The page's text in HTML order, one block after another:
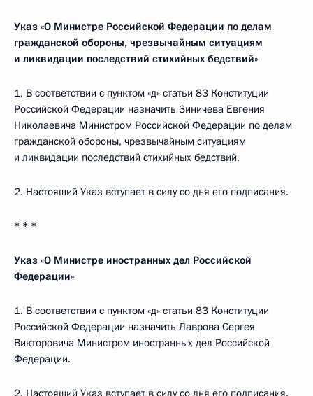
Указ «О Министре Российской Федерации по делам
гражданской обороны, чрезвычайным ситуациям
и ликвидации последствий стихийных бедствий»
1. В соответствии с пунктом «д» статьи 83 Конституции
Российской Федерации назначить Зиничева Евгения
Николаевича Министром Российской Федерации по делам
гражданской обороны, чрезвычайным ситуациям
и ликвидации последствий стихийных бедствий.
2. Настоящий Указ вступает в силу со дня его подписания.
* * *
Указ «О Министре иностранных дел Российской
Федерации»
1. В соответствии с пунктом «д» статьи 83 Конституции
Российской Федерации назначить Лаврова Сергея
Викторовича Министром иностранных дел Российской
Федерации.
2. Настоящий Указ вступает в силу со дня его подписания.